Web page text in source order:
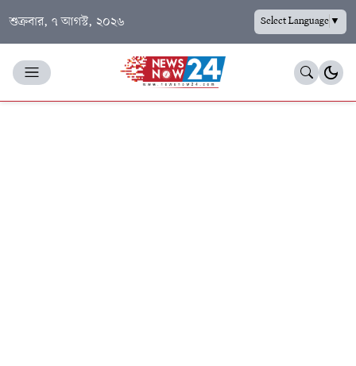
শুক্রবার, ৭ আগস্ট, ২০২৬ Select Language▼